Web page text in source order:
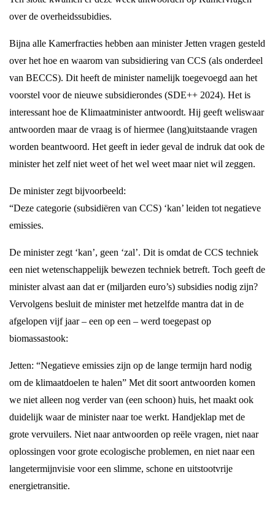
over de overheidssubidies.
Bijna alle Kamerfracties hebben aan minister Jetten vragen gesteld
over het hoe en waarom van subsidiering van CCS (als onderdeel
van BECCS). Dit heeft de minister namelijk toegevoegd aan het
voorstel voor de nieuwe subsidierondes (SDE++ 2024). Het is
interessant hoe de Klimaatminister antwoordt. Hij geeft weliswaar
antwoorden maar de vraag is of hiermee (lang)uitstaande vragen
worden beantwoord. Het geeft in ieder geval de indruk dat ook de
minister het zelf niet weet of het wel weet maar niet wil zeggen.
De minister zegt bijvoorbeeld:
“Deze categorie (subsidiëren van CCS) ‘kan’ leiden tot negatieve
emissies.
De minister zegt ‘kan’, geen ‘zal’. Dit is omdat de CCS techniek
een niet wetenschappelijk bewezen techniek betreft. Toch geeft de
minister alvast aan dat er (miljarden euro’s) subsidies nodig zijn?
Vervolgens besluit de minister met hetzelfde mantra dat in de
afgelopen vijf jaar – een op een – werd toegepast op
biomassastook:
Jetten: “Negatieve emissies zijn op de lange termijn hard nodig
om de klimaatdoelen te halen” Met dit soort antwoorden komen
we niet alleen nog verder van (een schoon) huis, het maakt ook
duidelijk waar de minister naar toe werkt. Handjeklap met de
grote vervuilers. Niet naar antwoorden op reële vragen, niet naar
oplossingen voor grote ecologische problemen, en niet naar een
langetermijnvisie voor een slimme, schone en uitstootvrije
energietransitie.